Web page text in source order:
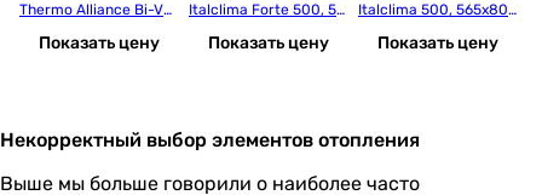
Thermo Alliance Bi-Vul
Показать цену
Italclima Forte 500, 56
0 секций)
Показать цену
Italclima 500, 565x800
ций)Показать цену
Некорректный выбор элементов отопления
Выше мы больше говорили о наиболее часто